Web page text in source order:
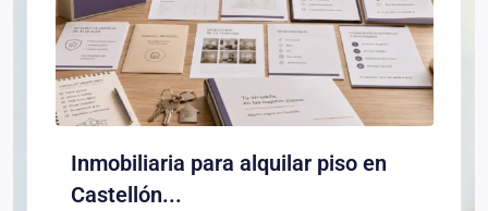
Inmobiliaria para alquilar piso en
Castellón...